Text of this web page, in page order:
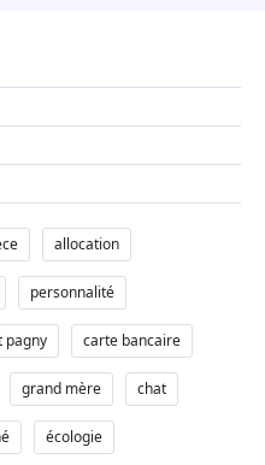
allocation
personnalité
pagny carte bancaire
grand mère chat
écologie